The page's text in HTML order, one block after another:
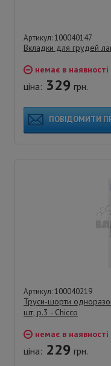
Артикул: 100040147
Вкладки для грудей
немає в наявності
ціна: 329 грн.
ПОВІДОМИТИ
Артикул: 100040219
Труси-шорти
шт, р.3 - Chicco
немає в наявності
ціна: 229 грн.